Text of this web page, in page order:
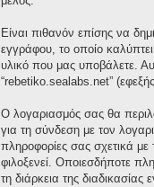
Είναι πιθανόν επίσης να
εγγράφου, το οποίο
υλικό που μας υποβάλετε.
“rebetiko.sealabs.net”
Ο λογαριασμός σας θα
για τη σύνδεση με τον
πληροφορίες σας σχετικά
φιλοξενεί. Οποιεσδήποτε
τη διάρκεια της